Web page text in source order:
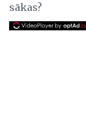
sākas?